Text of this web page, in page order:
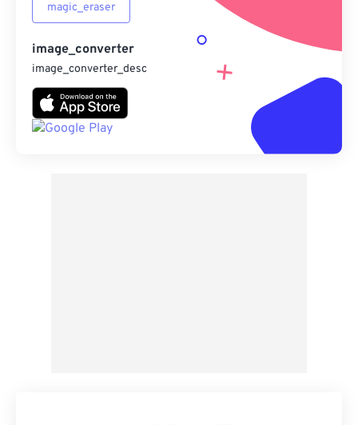
magic_eraser
image_converter
image_converter_desc